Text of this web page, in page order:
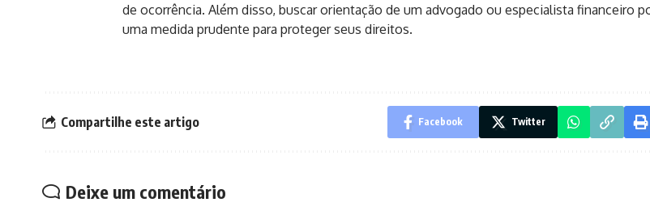
de ocorrência. Além disso, buscar orientação de um advogado ou especialista financeiro
uma medida prudente para proteger seus direitos.
Compartilhe este artigo Facebook Twitter
Deixe um comentário